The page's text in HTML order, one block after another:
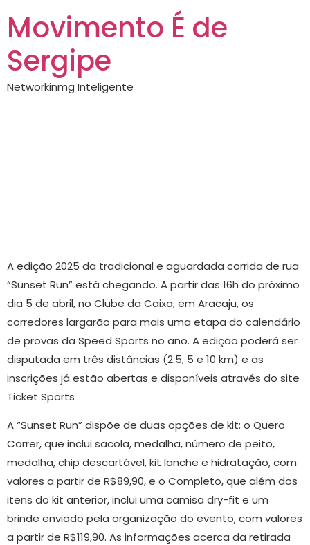
Movimento É de
Sergipe
Networkinmg Inteligente
A edição 2025 da tradicional e aguardada corrida de rua
“Sunset Run” está chegando. A partir das 16h do próximo
dia 5 de abril, no Clube da Caixa, em Aracaju, os
corredores largarão para mais uma etapa do calendário
de provas da Speed Sports no ano. A edição poderá ser
disputada em três distâncias (2.5, 5 e 10 km) e as
inscrições já estão abertas e disponíveis através do site
Ticket Sports
A “Sunset Run” dispõe de duas opções de kit: o Quero
Correr, que inclui sacola, medalha, número de peito,
medalha, chip descartável, kit lanche e hidratação, com
valores a partir de R$89,90, e o Completo, que além dos
itens do kit anterior, inclui uma camisa dry-fit e um
brinde enviado pela organização do evento, com valores
a partir de R$119,90. As informações acerca da retirada